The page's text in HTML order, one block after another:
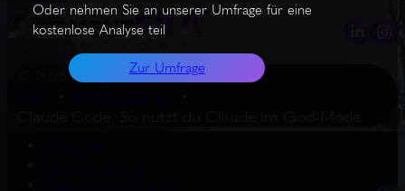
Oder nehmen Sie an unserer Umfrage für eine
kostenlose Analyse teil
Zur Umfrage
© 2026 – AugmentERA Solutions